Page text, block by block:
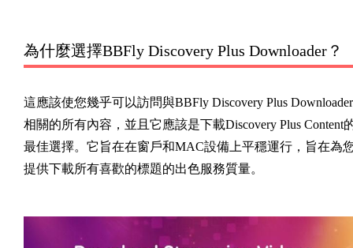
為什麼選擇BBFly Discovery Plus Downloader？
這應該使您幾乎可以訪問與BBFly Discovery Plus Downloader
相關的所有內容，並且它應該是下載Discovery Plus Content
最佳選擇。它旨在在窗戶和MAC設備上平穩運行，旨在為
提供下載所有喜歡的標題的出色服務質量。